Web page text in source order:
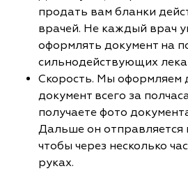
продать вам бланки
врачей. Не каждый врач
оформлять документ на
сильнодействующих
Скорость. Мы оформляем
документ всего за
получаете фото
Дальше он отправляется
чтобы через несколько
руках.